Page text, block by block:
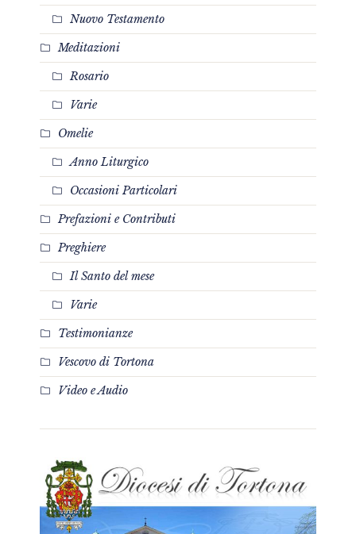
Nuovo Testamento
Meditazioni
Rosario
Varie
Omelie
Anno Liturgico
Occasioni Particolari
Prefazioni e Contributi
Preghiere
Il Santo del mese
Varie
Testimonianze
Vescovo di Tortona
Video e Audio